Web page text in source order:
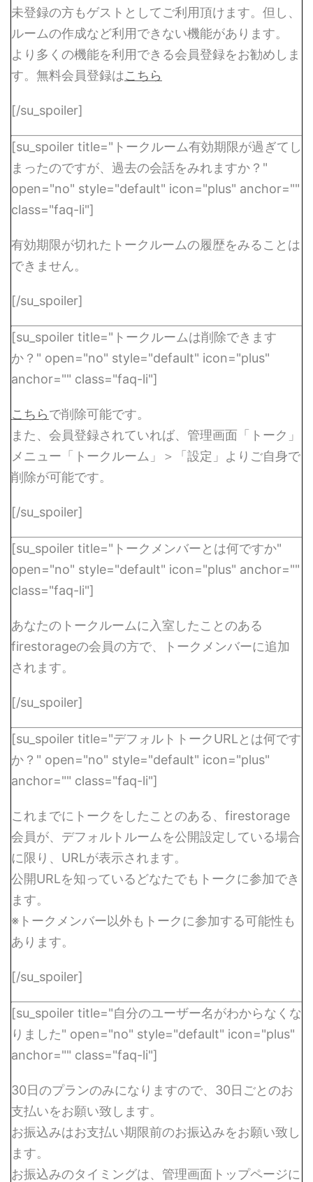
未登録の方もゲストとしてご利用頂けます。但し、
ルームの作成など利用できない機能があります。
より多くの機能を利用できる会員登録をお勧めしま
す。無料会員登録はこちら
[/su_spoiler]
[su_spoiler title="トークルーム有効期限が過ぎてし
まったのですが、過去の会話をみれますか？"
open="no" style="default" icon="plus" anchor=""
class="faq-li"]
有効期限が切れたトークルームの履歴をみることは
できません。
[/su_spoiler]
[su_spoiler title="トークルームは削除できます
か？" open="no" style="default" icon="plus"
anchor="" class="faq-li"]
こちらで削除可能です。
また、会員登録されていれば、管理画面「トーク」
メニュー「トークルーム」＞「設定」よりご自身で
削除が可能です。
[/su_spoiler]
[su_spoiler title="トークメンバーとは何ですか"
open="no" style="default" icon="plus" anchor=""
class="faq-li"]
あなたのトークルームに入室したことのある
firestorageの会員の方で、トークメンバーに追加
されます。
[/su_spoiler]
[su_spoiler title="デフォルトトークURLとは何です
か？" open="no" style="default" icon="plus"
anchor="" class="faq-li"]
これまでにトークをしたことのある、firestorage
会員が、デフォルトルームを公開設定している場合
に限り、URLが表示されます。
公開URLを知っているどなたでもトークに参加でき
ます。
※トークメンバー以外もトークに参加する可能性も
あります。
[/su_spoiler]
[su_spoiler title="自分のユーザー名がわからなくな
りました" open="no" style="default" icon="plus"
anchor="" class="faq-li"]
30日のプランのみになりますので、30日ごとのお
支払いをお願い致します。
お振込みはお支払い期限前のお振込みをお願い致し
ます。
お振込みのタイミングは、管理画面トップページに